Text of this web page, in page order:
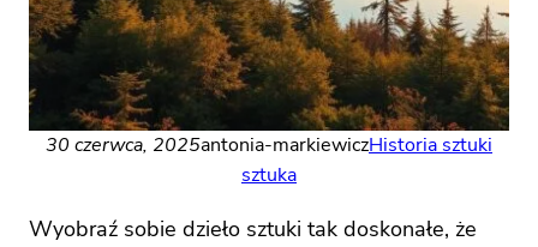
30 czerwca, 2025antonia-markiewiczHistoria sztuki
sztuka
Wyobraź sobie dzieło sztuki tak doskonałe, że